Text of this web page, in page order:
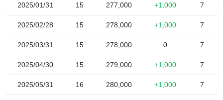
2025/01/31 15 277,000 +1,000 7
2025/02/28 15 278,000 +1,000 7
2025/03/31 15 278,000 0 7
2025/04/30 15 279,000 +1,000 7
2025/05/31 16 280,000 +1,000 7